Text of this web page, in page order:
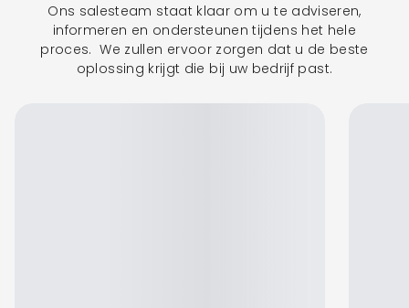
Ons salesteam staat klaar om u te adviseren,
informeren en ondersteunen tijdens het hele
proces. We zullen ervoor zorgen dat u de beste
oplossing krijgt die bij uw bedrijf past.